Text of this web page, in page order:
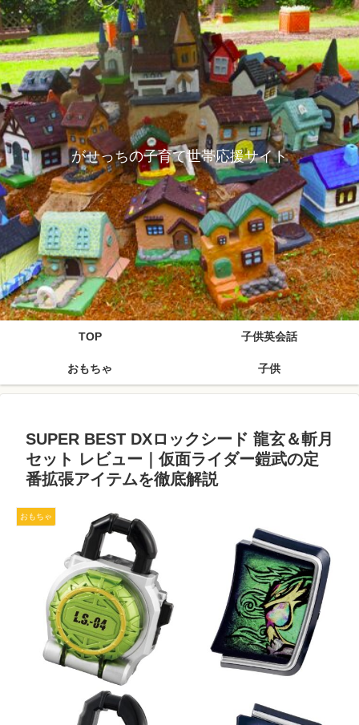
がせっちの子育て世帯応援サイト
TOP 子供英会話
おもちゃ 子供
SUPER BEST DXロックシード 龍玄＆斬月
セット レビュー｜仮面ライダー鎧武の定
番拡張アイテムを徹底解説
おもちゃ